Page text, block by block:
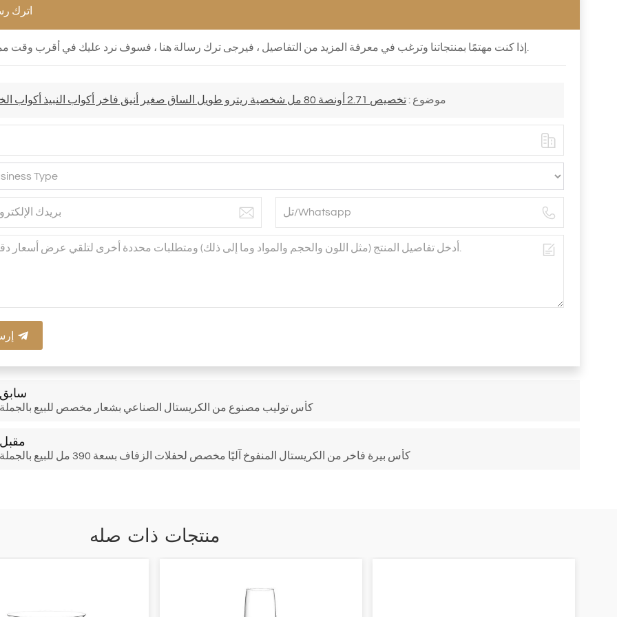
اترك
إذا كنت مهتمًا بمنتجاتنا وترغب في معرفة المزيد من التفاصيل ، فيرجى ترك رسالة هنا ، فسوف نرد عليك في أقرب وقت ممكن.
موضوع : تخصيص 2.71 أونصة 80 مل شخصية ريترو طويل الساق صغير أنيق فاخر أكواب النبيذ أكواب الخمور
كأس توليب مصنوع من الكريستال الصناعي بشعار مخصص للبيع
كأس بيرة فاخر من الكريستال المنفوخ آليًا مخصص لحفلات الزفاف بسعة 390 مل للبيع بالجملة
منتجات ذات صله